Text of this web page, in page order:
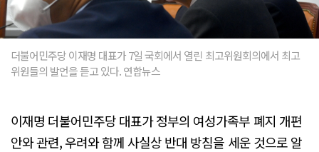
더불어민주당 이재명 대표가 7일 국회에서 열린 최고위원회의에서 최고
위원들의 발언을 듣고 있다. 연합뉴스
이재명 더불어민주당 대표가 정부의 여성가족부 폐지 개편
안와 관련, 우려와 함께 사실상 반대 방침을 세운 것으로 알